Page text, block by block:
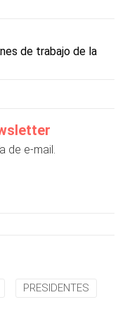
de trabajo de la
de e-mail.
PRESIDENTES